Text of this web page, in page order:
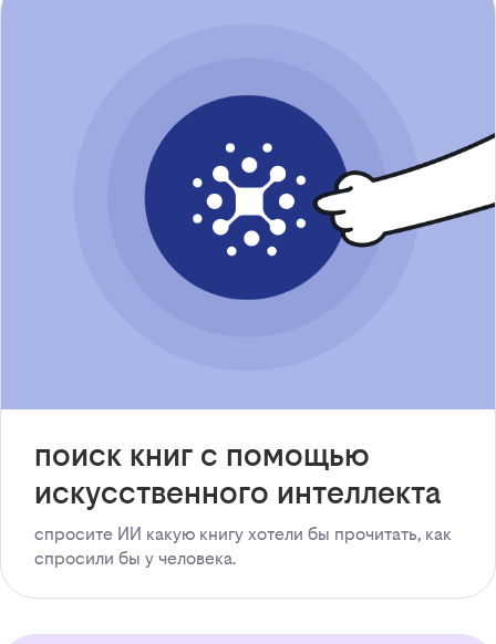
поиск книг с помощью
искусственного интеллекта
спросите ИИ какую книгу хотели бы прочитать, как
спросили бы у человека.